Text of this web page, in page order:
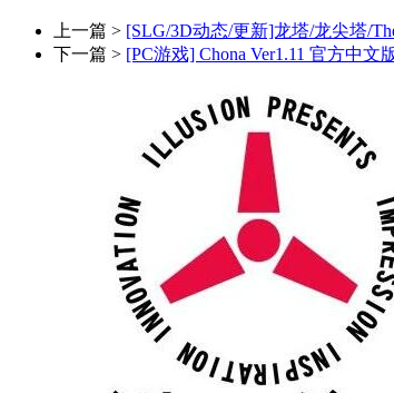
上一篇 > [SLG/3D动态/更新]龙塔/龙尖塔/
下一篇 > [PC游戏] Chona Ver1.11 官方中